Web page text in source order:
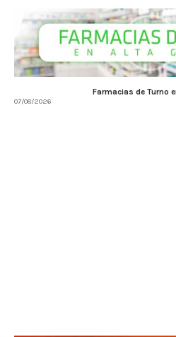
Farmacias de Turno
07/08/2026